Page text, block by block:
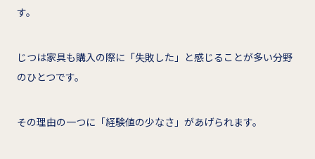
す。
じつは家具も購入の際に「失敗した」と感じることが多い分野
のひとつです。
その理由の一つに「経験値の少なさ」があげられます。